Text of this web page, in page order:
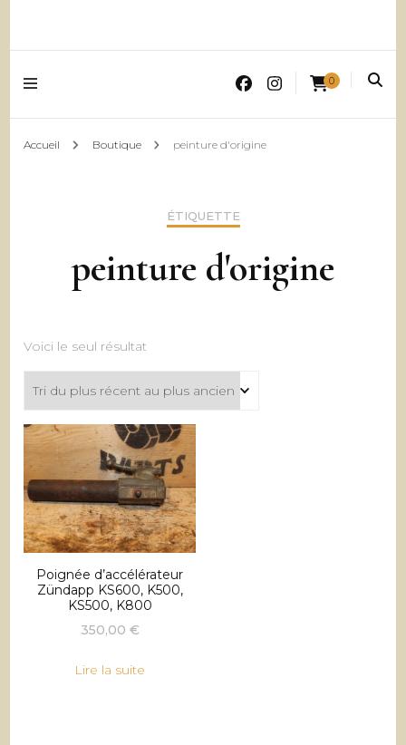
0
Accueil Boutique peinture d'origine
ÉTIQUETTE
peinture d'origine
Voici le seul résultat
Poignée d’accélérateur
Zündapp KS600, K500,
KS500, K800
350,00 €
Lire la suite